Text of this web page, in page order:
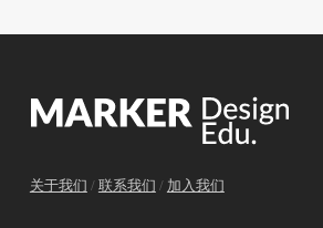
关于我们 / 联系我们 / 加入我们